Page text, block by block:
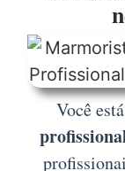
Você